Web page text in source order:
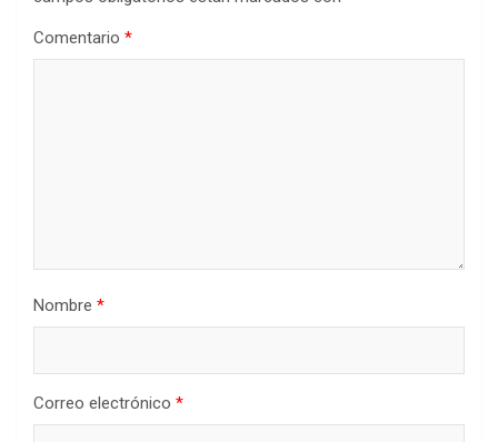
Comentario *
Nombre *
Correo electrónico *